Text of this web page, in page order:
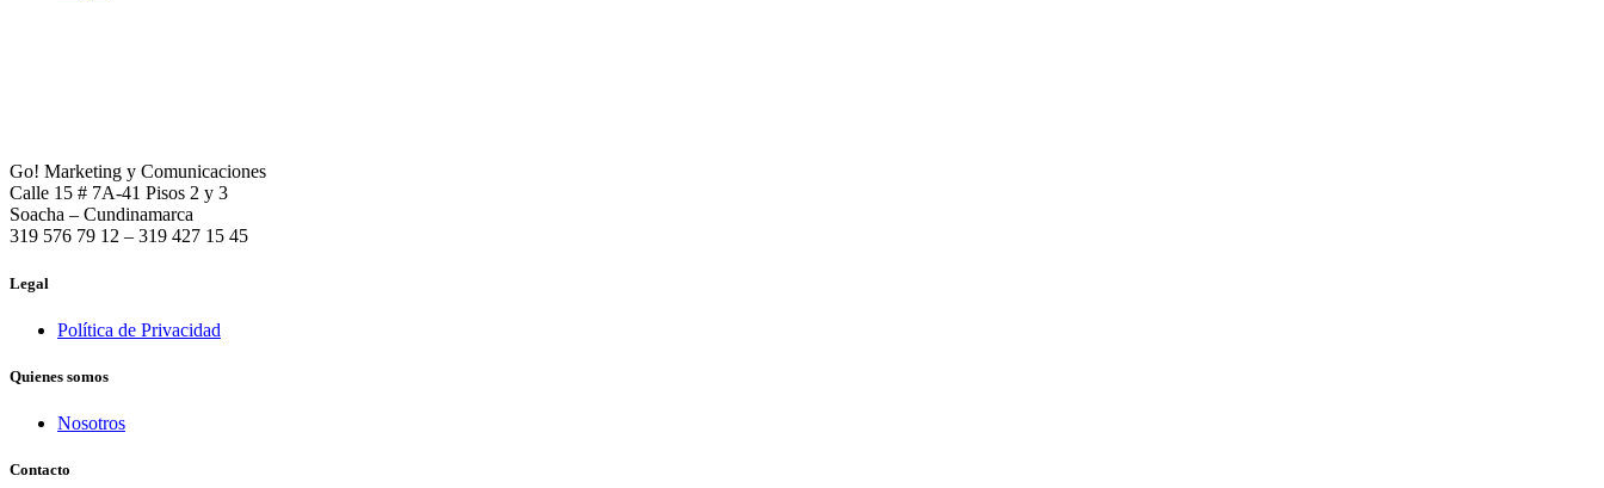
Go! Marketing y Comunicaciones
Calle 15 # 7A-41 Pisos 2 y 3
Soacha – Cundinamarca
319 576 79 12 – 319 427 15 45
Legal
Política de Privacidad
Quienes somos
Nosotros
Contacto